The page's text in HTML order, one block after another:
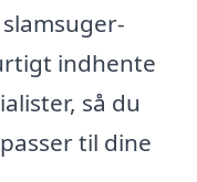
indhente
så du
til dine